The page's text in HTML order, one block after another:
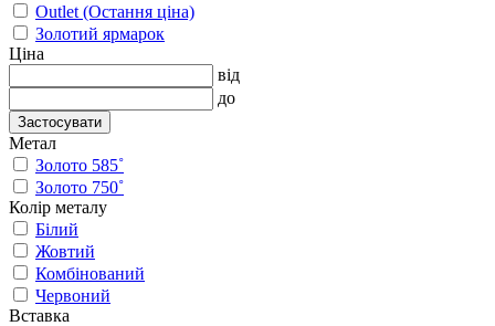
Outlet (Остання ціна)
Золотий ярмарок
Ціна
від
до
Застосувати
Метал
Золото 585˚
Золото 750˚
Колір металу
Білий
Жовтий
Комбінований
Червоний
Вставка